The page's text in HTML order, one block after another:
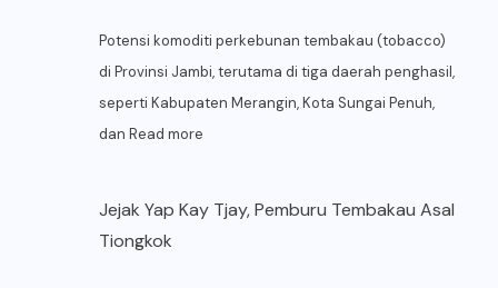
Potensi komoditi perkebunan tembakau (tobacco)
di Provinsi Jambi, terutama di tiga daerah penghasil,
seperti Kabupaten Merangin, Kota Sungai Penuh,
dan Read more
Jejak Yap Kay Tjay, Pemburu Tembakau Asal
Tiongkok